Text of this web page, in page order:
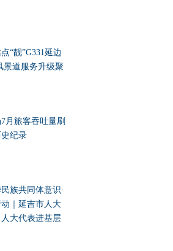
“靓”G331延边
景道服务升级聚
月旅客吞吐量刷
纪录
族共同体意识·
｜延吉市人大
大代表进基层